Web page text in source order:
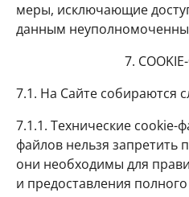
меры, исключающие
данным
7.
7.1. На Сайте собираются
7.1.1. Технические
файлов нельзя запретить
они необходимы для
и предоставления